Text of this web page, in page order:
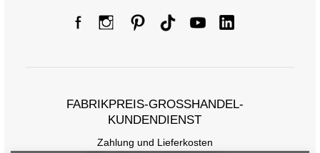
FABRIKPREIS-GROSSHANDEL-K
UNDENDIENST
Zahlung und Lieferkosten